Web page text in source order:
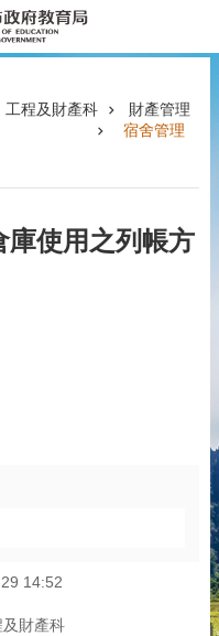
工程及財產科
財產管理
宿舍管理
庫使用之列帳方
14:52
財產科